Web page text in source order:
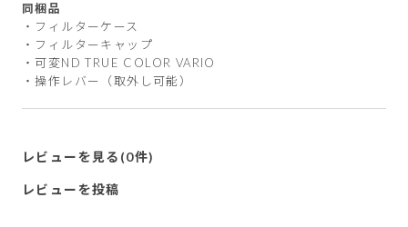
同梱品
・フィルターケース
・フィルターキャップ
・可変ND TRUE COLOR VARIO
・操作レバー（取外し可能）
レビューを見る(0件)
レビューを投稿